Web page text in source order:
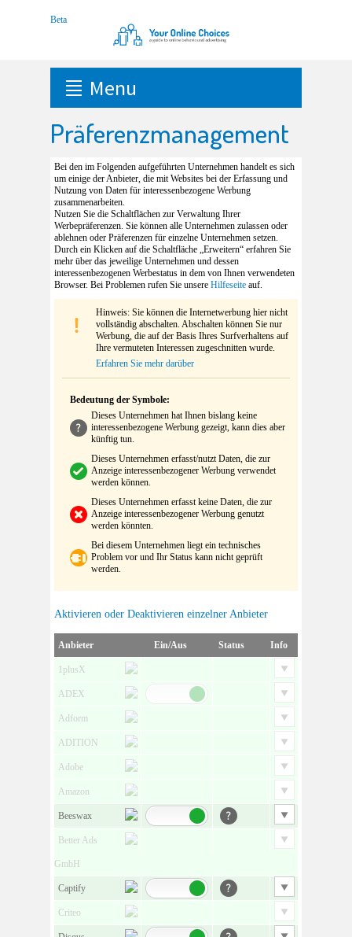
Menu
Präferenzmanagement
Bei den im Folgenden aufgeführten Unternehmen handelt es sich
um einige der Anbieter, die mit Websites bei der Erfassung und
Nutzung von Daten für interessenbezogene Werbung
zusammenarbeiten.
Nutzen Sie die Schaltflächen zur Verwaltung Ihrer
Werbepräferenzen. Sie können alle Unternehmen zulassen oder
ablehnen oder Präferenzen für einzelne Unternehmen setzen.
Durch ein Klicken auf die Schaltfläche „Erweitern“ erfahren Sie
mehr über das jeweilige Unternehmen und dessen
interessenbezogenen Werbestatus in dem von Ihnen verwendeten
Browser. Bei Problemen rufen Sie unsere Hilfeseite auf.
Hinweis: Sie können die Internetwerbung hier nicht
vollständig abschalten. Abschalten können Sie nur
Werbung, die auf der Basis Ihres Surfverhaltens auf
Ihre vermuteten Interessen zugeschnitten wurde.
Erfahren Sie mehr darüber
Bedeutung der Symbole:
Dieses Unternehmen hat Ihnen bislang keine
interessenbezogene Werbung gezeigt, kann dies aber
künftig tun.
Dieses Unternehmen erfasst/nutzt Daten, die zur
Anzeige interessenbezogener Werbung verwendet
werden können.
Dieses Unternehmen erfasst keine Daten, die zur
Anzeige interessenbezogener Werbung genutzt
werden könnten.
Bei diesem Unternehmen liegt ein technisches
Problem vor und Ihr Status kann nicht geprüft
werden.